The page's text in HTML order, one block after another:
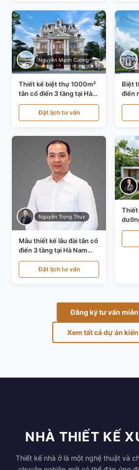
Nguyễn Mạnh Cường
Thiết kế biệt thự 1000m²
tân cổ điển 3 tầng tại Hà
Nội KT21010
Đặt lịch tư vấn
Biệt
điển
Ninh
Nguyễn Trọng Thụy
Mẫu thiết kế lâu đài tân cổ
điển 3 tầng tại Hà Nam
KT24821
Đặt lịch tư vấn
Thiết
Đăng ký tư vấn
Xem tất cả dự án
NHÀ THIẾT KẾ
Thiết kế nhà ở là một nghệ thuật và